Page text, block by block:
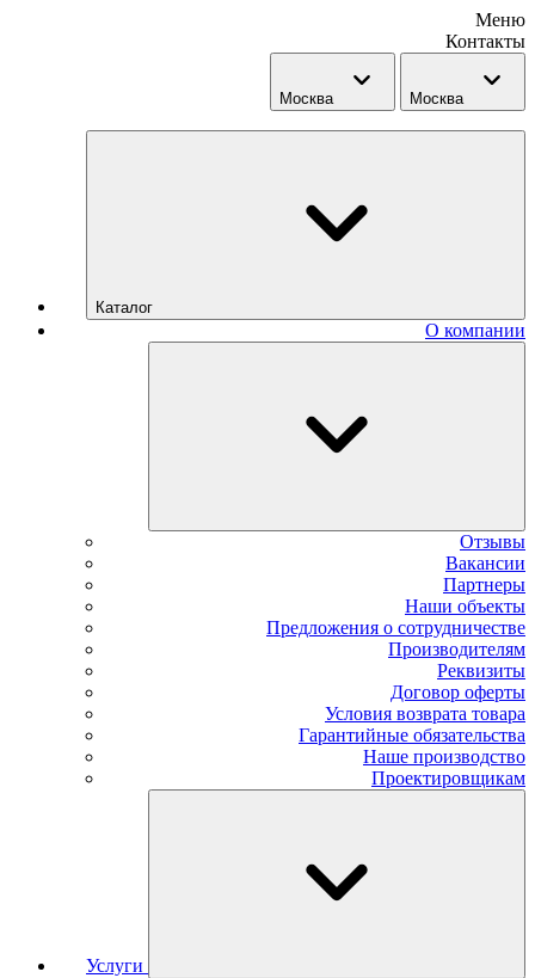
Меню
Контакты
Москва Москва
Каталог
О компании
Отзывы
Вакансии
Партнеры
Наши объекты
Предложения о сотрудничестве
Производителям
Реквизиты
Договор оферты
Условия возврата товара
Гарантийные обязательства
Наше производство
Проектировщикам
Услуги